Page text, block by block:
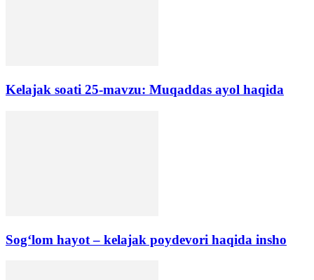
Kelajak soati 25-mavzu: Muqaddas ayol haqida
Sog‘lom hayot – kelajak poydevori haqida insho